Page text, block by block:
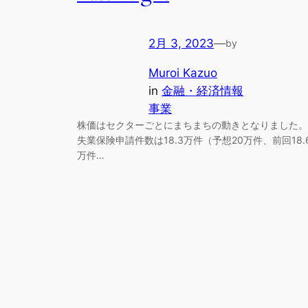
2月 3, 2023—by
Muroi Kazuo
in 金融・経済情報
事業
株価はセクターごとにまちまちの動きとなりました。
失業保険申請件数は18.3万件（予想20万件、前回
万件…